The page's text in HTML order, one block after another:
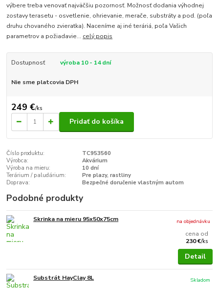
výbere treba venovať najväčšiu pozornosť. Možnosť dodania výhodnej
zostavy terasetu - osvetlenie, ohrievanie, merače, substráty a pod. (poľa
druhu chovaného zvieratka). Naceníme aj iné teráriá, poľa Vašich
parametrov a požiadavie... celý popis
Dostupnosť výroba 10 - 14 dní
Nie sme platcovia DPH
249 €/ks
Pridať do košíka
Číslo produktu:
TC953560
Výrobca:
Akvárium
Výroba na mieru:
10 dní
Terárium / paludárium:
Pre plazy, rastliny
Doprava:
Bezpečné doručenie vlastným autom
Podobné produkty
Skrinka na mieru 95x50x75cm
cena od
230 €/ks
na objednávku
Detail
Substrát HayClay 8L Skladom